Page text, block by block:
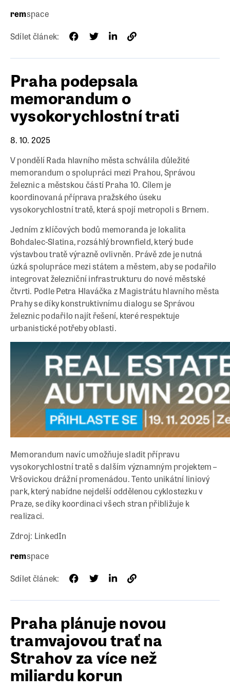
remspace
Sdílet článek:
Praha podepsala
memorandum o
vysokorychlostní trati
8. 10. 2025
V pondělí Rada hlavního města schválila důležité
memorandum o spolupráci mezi Prahou, Správou
železnic a městskou částí Praha 10. Cílem je
koordinovaná příprava pražského úseku
vysokorychlostní tratě, která spojí metropoli s Brnem.
Jedním z klíčových bodů memoranda je lokalita
Bohdalec-Slatina, rozsáhlý brownfield, který bude
výstavbou tratě výrazně ovlivněn. Právě zde je nutná
úzká spolupráce mezi státem a městem, aby se podařilo
integrovat železniční infrastrukturu do nové městské
čtvrti. Podle Petra Hlaváčka z Magistrátu hlavního města
Prahy se díky konstruktivnímu dialogu se Správou
železnic podařilo najít řešení, které respektuje
urbanistické potřeby oblasti.
Memorandum navíc umožňuje sladit přípravu
vysokorychlostní tratě s dalším významným projektem –
Vršovickou drážní promenádou. Tento unikátní liniový
park, který nabídne nejdelší oddělenou cyklostezku v
Praze, se díky koordinaci všech stran přibližuje k
realizaci.
Zdroj: LinkedIn
remspace
Sdílet článek:
Praha plánuje novou
tramvajovou trať na
Strahov za více než
miliardu korun